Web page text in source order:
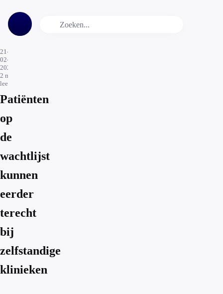
21-
02-
2022
2 min.
leestijd
Patiënten
op
de
wachtlijst
kunnen
eerder
terecht
bij
zelfstandige
klinieken